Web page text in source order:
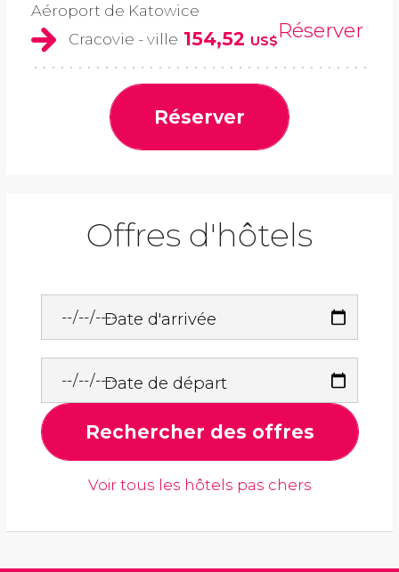
Aéroport de Katowice
Cracovie - ville 154,52 US$Réserver
Réserver
Offres d'hôtels
Date d'arrivée
Date de départ
Rechercher des offres
Voir tous les hôtels pas chers